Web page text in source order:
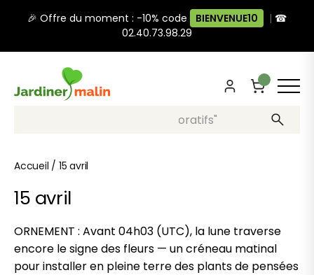
🎉 Offre du moment : -10% code BIENVENUE10 | ☎
02.40.73.98.29
Recherche, ex: "pots décoratifs"
Accueil / 15 avril
15 avril
ORNEMENT : Avant 04h03 (UTC), la lune traverse
encore le signe des fleurs — un créneau matinal
pour installer en pleine terre des plants de pensées